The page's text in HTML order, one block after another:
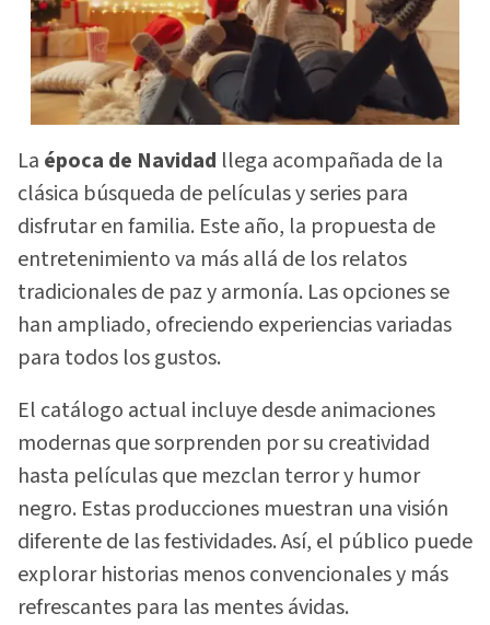
La época de Navidad llega acompañada de la
clásica búsqueda de películas y series para
disfrutar en familia. Este año, la propuesta de
entretenimiento va más allá de los relatos
tradicionales de paz y armonía. Las opciones se
han ampliado, ofreciendo experiencias variadas
para todos los gustos.
El catálogo actual incluye desde animaciones
modernas que sorprenden por su creatividad
hasta películas que mezclan terror y humor
negro. Estas producciones muestran una visión
diferente de las festividades. Así, el público puede
explorar historias menos convencionales y más
refrescantes para las mentes ávidas.